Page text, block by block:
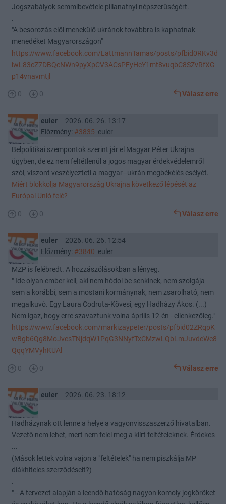
Jogszabályok semmibevétele pillanatnyi népszerűségért.
.
"A besorozás elől menekülő ukránok továbbra is kaphatnak
menedéket Magyarországon"
https://www.facebook.com/LattmannTamas/posts/pfbid0RKv3d
iwL83cZ7DBQcNWn9pyXpCV3ACsPFyHeY1mt8vuqbC8SZvRfXG
p14vnavmtjl
0 0 Válasz erre
euler
2026. 06. 26. 13:17
Előzmény: #3835 euler
Belpolitikai szempontok szerint jár el Magyar Péter Ukrajna
ügyben, de ez nem feltétlenül a jogos magyar érdekvédelemről
szól, viszont veszélyezteti a magyar–ukrán megbékélés esélyét.
Miért blokkolja Magyarország Ukrajna következő lépését az
Európai Unió felé?
0 0 Válasz erre
euler
2026. 06. 26. 12:54
Előzmény: #3840 euler
MZP is felébredt. A hozzászólásokban a lényeg.
" Ide olyan ember kell, aki nem hódol be senkinek, nem szolgája
sem a korábbi, sem a mostani kormánynak, nem zsarolható, nem
megalkuvó. Egy Laura Codruta-Kövesi, egy Hadházy Ákos. (...)
Nem igaz, hogy erre szavaztunk volna április 12-én - ellenkezőleg."
https://www.facebook.com/markizaypeter/posts/pfbid02ZRqpK
wBgb6Qg8MoJvesTNjdqW1PqG3NNyfTxCMzwLQbLmJuvdeWe8
QqqYMVyhKUAl
0 0 Válasz erre
euler 2026. 06. 23. 18:12
Hadházynak ott lenne a helye a vagyonvisszaszerző hivatalban.
Vezető nem lehet, mert nem felel meg a kiírt feltételeknek. Érdekes
...
(Mások lettek volna vajon a "feltételek" ha nem piszkálja MP
diákhiteles szerződéseit?)
.
"– A tervezet alapján a leendő hatóság nagyon komoly jogköröket